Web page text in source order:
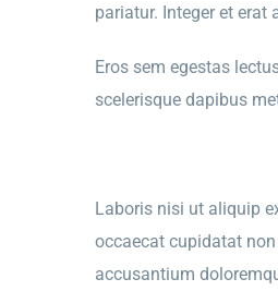
pariatur. Integer et erat
Eros sem egestas
scelerisque dapibus
Laboris nisi ut aliquip
occaecat cupidatat
accusantium